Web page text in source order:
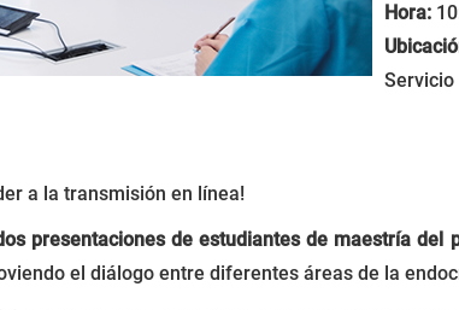
Hora:
a la transmisión en línea!
presentaciones de estudiantes de maestría del
el diálogo entre diferentes áreas de la